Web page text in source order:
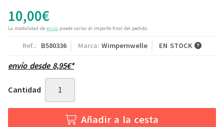
10,00€
La modalidad de envío puede variar el importe final del pedido.
Ref.: B580336 Marca: Wimpernwelle EN STOCK
envío desde 8,95€*
Cantidad
Añadir a la cesta